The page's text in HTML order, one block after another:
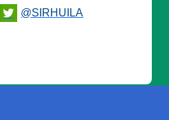
@SIRHUILA